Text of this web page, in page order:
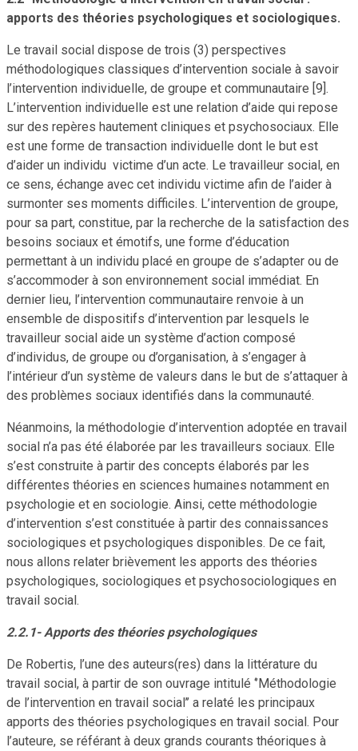
apports des théories psychologiques et sociologiques.
Le travail social dispose de trois (3) perspectives
méthodologiques classiques d’intervention sociale à savoir
l’intervention individuelle, de groupe et communautaire [9].
L’intervention individuelle est une relation d’aide qui repose
sur des repères hautement cliniques et psychosociaux. Elle
est une forme de transaction individuelle dont le but est
d’aider un individu victime d’un acte. Le travailleur social, en
ce sens, échange avec cet individu victime afin de l’aider à
surmonter ses moments difficiles. L’intervention de groupe,
pour sa part, constitue, par la recherche de la satisfaction des
besoins sociaux et émotifs, une forme d’éducation
permettant à un individu placé en groupe de s’adapter ou de
s’accommoder à son environnement social immédiat. En
dernier lieu, l’intervention communautaire renvoie à un
ensemble de dispositifs d’intervention par lesquels le
travailleur social aide un système d’action composé
d’individus, de groupe ou d’organisation, à s’engager à
l’intérieur d’un système de valeurs dans le but de s’attaquer à
des problèmes sociaux identifiés dans la communauté.
Néanmoins, la méthodologie d’intervention adoptée en travail
social n’a pas été élaborée par les travailleurs sociaux. Elle
s’est construite à partir des concepts élaborés par les
différentes théories en sciences humaines notamment en
psychologie et en sociologie. Ainsi, cette méthodologie
d’intervention s’est constituée à partir des connaissances
sociologiques et psychologiques disponibles. De ce fait,
nous allons relater brièvement les apports des théories
psychologiques, sociologiques et psychosociologiques en
travail social.
2.2.1- Apports des théories psychologiques
De Robertis, l’une des auteurs(res) dans la littérature du
travail social, à partir de son ouvrage intitulé ‘’Méthodologie
de l’intervention en travail social’’ a relaté les principaux
apports des théories psychologiques en travail social. Pour
l’auteure, se référant à deux grands courants théoriques à